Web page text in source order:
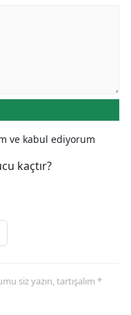
ve kabul ediyorum
kaçtır?
siz yazın, tartışalım *